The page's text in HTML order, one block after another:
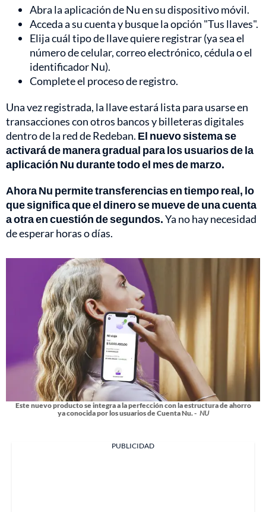
Abra la aplicación de Nu en su dispositivo móvil.
Acceda a su cuenta y busque la opción "Tus llaves".
Elija cuál tipo de llave quiere registrar (ya sea el
número de celular, correo electrónico, cédula o el
identificador Nu).
Complete el proceso de registro.
Una vez registrada, la llave estará lista para usarse en
transacciones con otros bancos y billeteras digitales
dentro de la red de Redeban. El nuevo sistema se
activará de manera gradual para los usuarios de la
aplicación Nu durante todo el mes de marzo.
Ahora Nu permite transferencias en tiempo real, lo
que significa que el dinero se mueve de una cuenta
a otra en cuestión de segundos.Ya no hay necesidad
de esperar horas o días.
Este nuevo producto se integra a la perfección con la estructura de ahorro
ya conocida por los usuarios de Cuenta Nu. - NU
PUBLICIDAD